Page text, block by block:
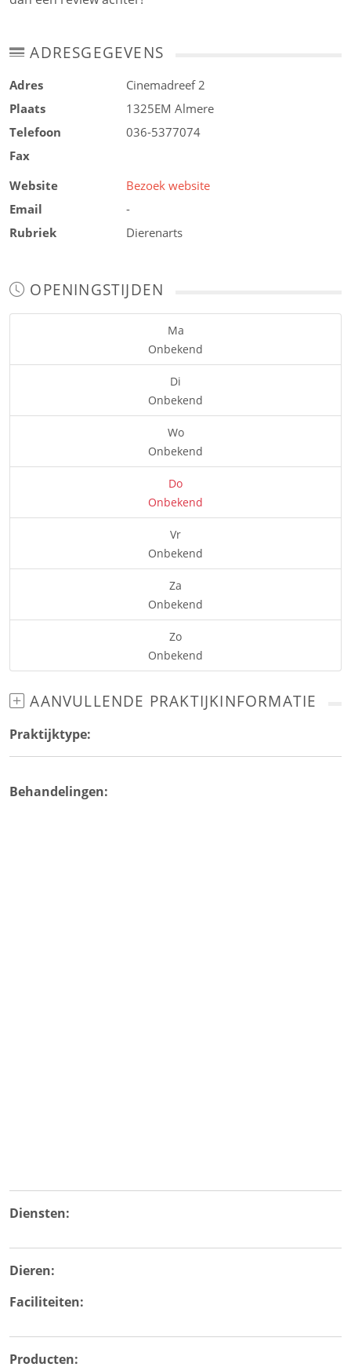
ADRESGEGEVENS
Adres
Cinemadreef 2
Plaats
1325EM Almere
Telefoon
036-5377074
Fax
Website
Bezoek website
Email
-
Rubriek
Dierenarts
OPENINGSTIJDEN
Ma
Onbekend
Di
Onbekend
Wo
Onbekend
Do
Onbekend
Vr
Onbekend
Za
Onbekend
Zo
Onbekend
AANVULLENDE PRAKTIJKINFORMATIE
Praktijktype:
Behandelingen:
Diensten:
Dieren:
Faciliteiten:
Producten: